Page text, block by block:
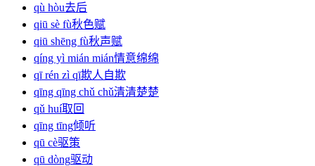
qù hòu去后
qiū sè fù秋色赋
qiū shēng fù秋声赋
qíng yì mián mián情意绵绵
qī rén zì qī欺人自欺
qīng qīng chǔ chǔ清清楚楚
qǔ huí取回
qīng tīng倾听
qū cè驱策
qū dòng驱动